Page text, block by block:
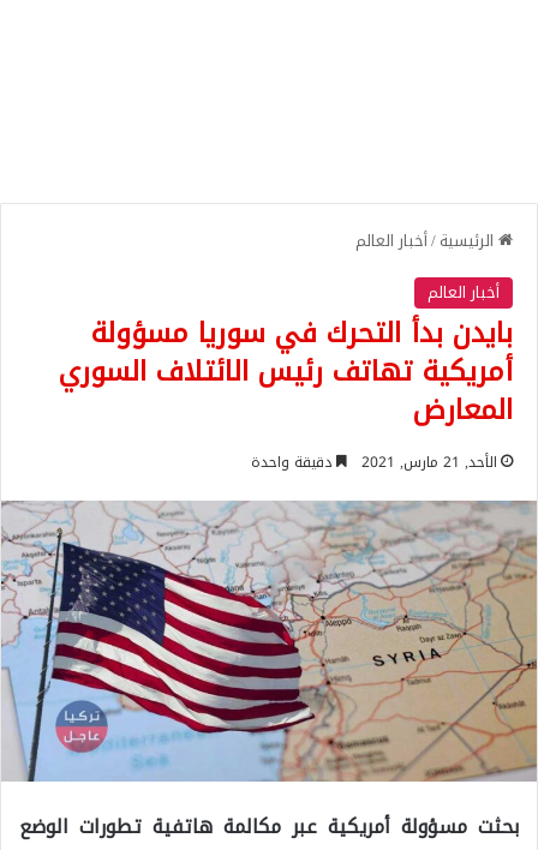
الرئيسية/أخبار العالم
أخبار العالم
بايدن بدأ التحرك في سوريا مسؤولة
أمريكية تهاتف رئيس الائتلاف السوري
المعارض
الأحد, 21 مارس, 2021 دقيقة واحدة
بحثت مسؤولة أمريكية عبر مكالمة هاتفية تطورات الوضع